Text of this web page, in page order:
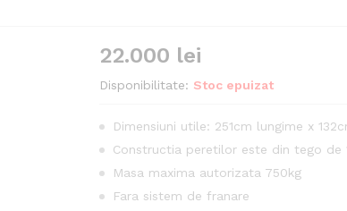
22.000 lei
Disponibilitate: Stoc epuizat
Dimensiuni utile: 251cm lungime x
Constructia peretilor este din tego
Masa maxima autorizata 750kg
Fara sistem de franare